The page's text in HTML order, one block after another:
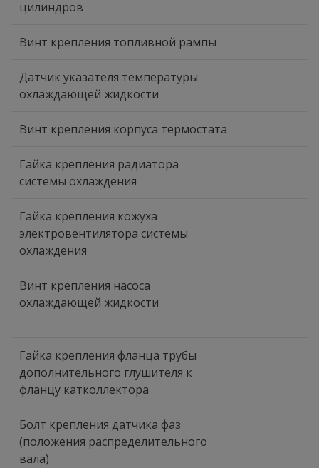
цилиндров
Винт крепления топливной рампы
Датчик указателя температуры
охлаждающей жидкости
Винт крепления корпуса термостата
Гайка крепления радиатора
системы охлаждения
Гайка крепления кожуха
электровентилятора системы
охлаждения
Винт крепления насоса
охлаждающей жидкости
Гайка крепления фланца трубы
дополнительного глушителя к
фланцу катколлектора
Болт крепления датчика фаз
(положения распределительного
вала)